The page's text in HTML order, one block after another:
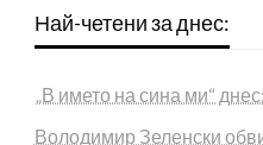
Най-четени за днес:
„В името на сина ми“
Володимир Зеленски